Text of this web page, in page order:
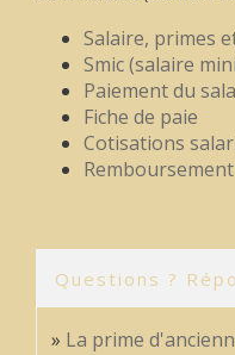
Salaire, primes
Smic (salaire
Paiement du
Fiche de paie
Cotisations
Questions ?
La prime